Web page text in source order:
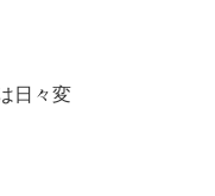
日々変